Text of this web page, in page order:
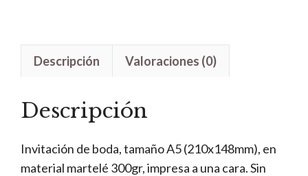
cantidad
Descripción Valoraciones (0)
Descripción
Invitación de boda, tamaño A5 (210x148mm), en
material martelé 300gr, impresa a una cara. Sin